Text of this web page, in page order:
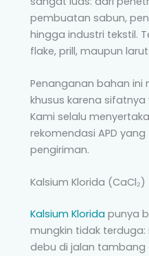
pembuatan sabun,
hingga industri tekstil.
flake, prill, maupun
Penanganan bahan
khusus karena
Kami selalu
rekomendasi APD
pengiriman.
Kalsium Klorida (CaCl₂)
Kalsium Klorida punya
mungkin tidak
debu di jalan tambang